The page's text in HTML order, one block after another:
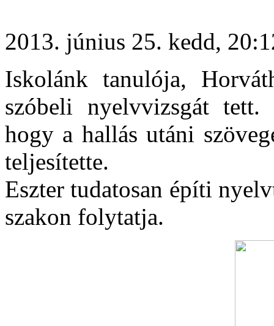
2013. június 25. kedd,
Iskolánk tanulója,
szóbeli nyelvvizsgát tett.
hogy a hallás utáni
teljesítette.
Eszter tudatosan építi
szakon folytatja.